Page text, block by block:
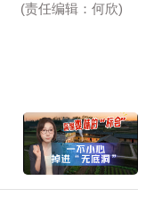
(责任编辑：何欣)